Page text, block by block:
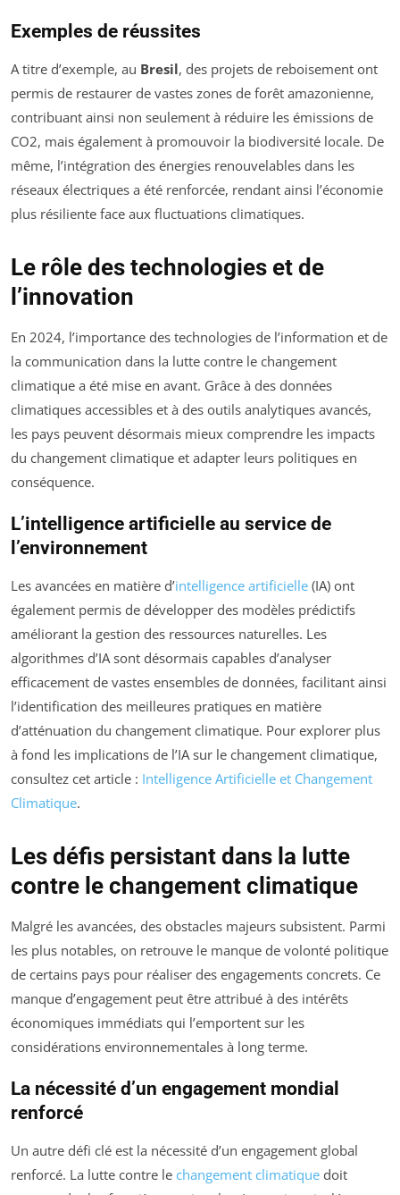
Exemples de réussites
A titre d’exemple, au Bresil, des projets de reboisement ont
permis de restaurer de vastes zones de forêt amazonienne,
contribuant ainsi non seulement à réduire les émissions de
CO2, mais également à promouvoir la biodiversité locale. De
même, l’intégration des énergies renouvelables dans les
réseaux électriques a été renforcée, rendant ainsi l’économie
plus résiliente face aux fluctuations climatiques.
Le rôle des technologies et de
l’innovation
En 2024, l’importance des technologies de l’information et de
la communication dans la lutte contre le changement
climatique a été mise en avant. Grâce à des données
climatiques accessibles et à des outils analytiques avancés,
les pays peuvent désormais mieux comprendre les impacts
du changement climatique et adapter leurs politiques en
conséquence.
L’intelligence artificielle au service de
l’environnement
Les avancées en matière d’intelligence artificielle (IA) ont
également permis de développer des modèles prédictifs
améliorant la gestion des ressources naturelles. Les
algorithmes d’IA sont désormais capables d’analyser
efficacement de vastes ensembles de données, facilitant ainsi
l’identification des meilleures pratiques en matière
d’atténuation du changement climatique. Pour explorer plus
à fond les implications de l’IA sur le changement climatique,
consultez cet article : Intelligence Artificielle et Changement
Climatique.
Les défis persistant dans la lutte
contre le changement climatique
Malgré les avancées, des obstacles majeurs subsistent. Parmi
les plus notables, on retrouve le manque de volonté politique
de certains pays pour réaliser des engagements concrets. Ce
manque d’engagement peut être attribué à des intérêts
économiques immédiats qui l’emportent sur les
considérations environnementales à long terme.
La nécessité d’un engagement mondial
renforcé
Un autre défi clé est la nécessité d’un engagement global
renforcé. La lutte contre le changement climatique doit